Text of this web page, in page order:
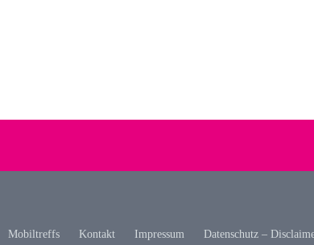
Mobiltreffs Kontakt Impressum Datenschutz –